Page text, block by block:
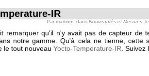
IR
Par martinm , dans Nouveautés et Mesures ,
remarquer qu'il n'y avait pas de capteur de
notre gamme. Qu'à cela ne tienne, cette
le tout nouveau Yocto-Temperature-IR . Suivez